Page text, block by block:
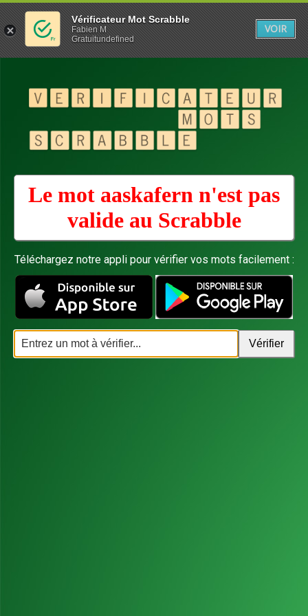
Le mot aaskafern n'est pas
valide au Scrabble
Téléchargez notre appli pour vérifier vos mots facilement :
Vérificateur Mot Scrabble
Fabien M
Gratuitundefined
VOIR